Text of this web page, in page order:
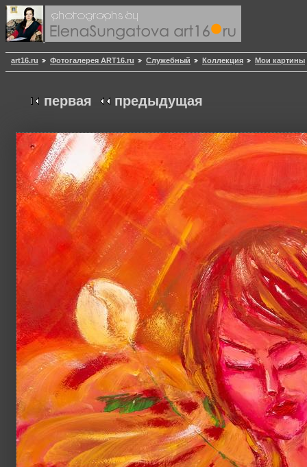
art16.ru Фотогалерея ART16.ru Служебный Коллекция Мои картины
первая предыдущая